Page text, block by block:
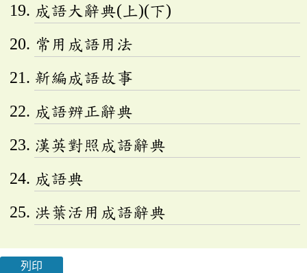
成語大辭典(上)(下)
常用成語用法
新編成語故事
成語辨正辭典
漢英對照成語辭典
成語典
洪葉活用成語辭典
列印